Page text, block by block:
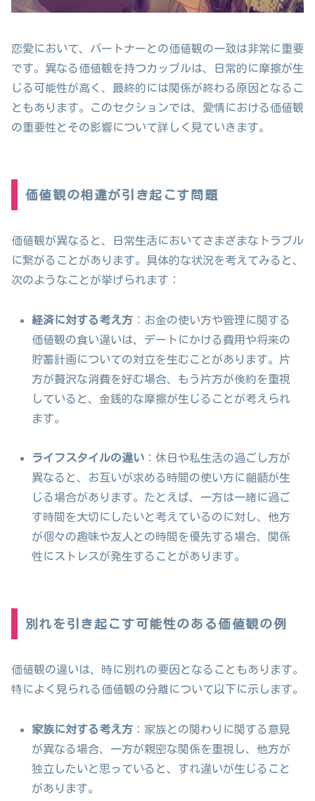
恋愛において、パートナーとの価値観の一致は非常に重要
です。異なる価値観を持つカップルは、日常的に摩擦が生
じる可能性が高く、最終的には関係が終わる原因となるこ
ともあります。このセクションでは、愛情における価値観
の重要性とその影響について詳しく見ていきます。
価値観の相違が引き起こす問題
価値観が異なると、日常生活においてさまざまなトラブル
に繋がることがあります。具体的な状況を考えてみると、
次のようなことが挙げられます：
経済に対する考え方 ：お金の使い方や管理に関する
価値観の食い違いは、デートにかける費用や将来の
貯蓄計画についての対立を生むことがあります。片
方が贅沢な消費を好む場合、もう片方が倹約を重視
していると、金銭的な摩擦が生じることが考えられ
ます。
ライフスタイルの違い ：休日や私生活の過ごし方が
異なると、お互いが求める時間の使い方に齟齬が生
じる場合があります。たとえば、一方は一緒に過ご
す時間を大切にしたいと考えているのに対し、他方
が個々の趣味や友人との時間を優先する場合、関係
性にストレスが発生することがあります。
別れを引き起こす可能性のある価値観の例
価値観の違いは、時に別れの要因となることもあります。
特によく見られる価値観の分離について以下に示します。
家族に対する考え方 ：家族との関わりに関する意見
が異なる場合、一方が親密な関係を重視し、他方が
独立したいと思っていると、すれ違いが生じること
があります。